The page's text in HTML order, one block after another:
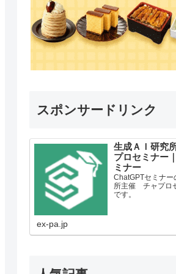
スポンサードリンク
生成ＡＩ研究
プロセミナー
ミナー
ChatGPTセミナ
所主催 チャプロ
です。
ex-pa.jp